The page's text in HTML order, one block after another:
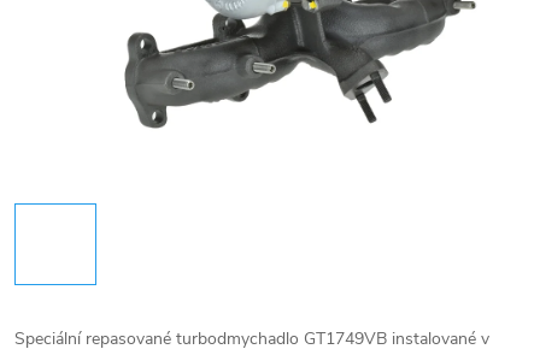
Speciální repasované turbodmychadlo GT1749VB instalované v